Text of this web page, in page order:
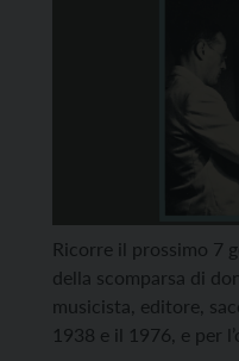
Ricorre il prossimo 7
della scomparsa di
musicista, editore,
1938 e il 1976, e per